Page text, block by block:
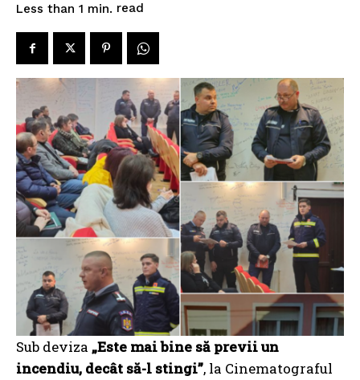
Less than 1 min. read
Sub deviza „Este mai bine să previi un
incendiu, decât să-l stingi”, la Cinematograful